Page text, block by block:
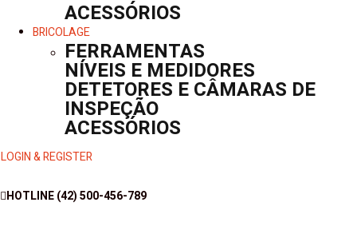
ACESSÓRIOS
BRICOLAGE
FERRAMENTAS
NÍVEIS E MEDIDORES
DETETORES E CÂMARAS DE
INSPEÇÃO
ACESSÓRIOS
LOGIN & REGISTER
HOTLINE(42) 500-456-789